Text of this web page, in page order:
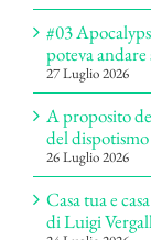
#03
poteva
27 Luglio 2026
A proposito
del
26 Luglio 2026
Casa tua e
di Luigi